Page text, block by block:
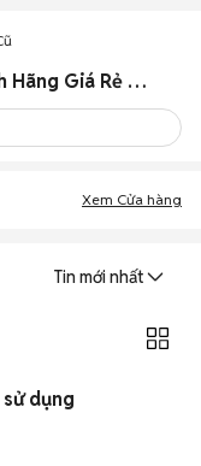
Realme C3I Cũ, Like New 99% Chính Hãng Giá Rẻ T08/2026
Xem Cửa hàng
Tin mới nhất
dụng